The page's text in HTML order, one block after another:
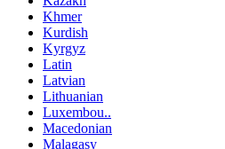
Khmer
Kurdish
Kyrgyz
Latin
Latvian
Lithuanian
Luxembou..
Macedonian
Malagasy